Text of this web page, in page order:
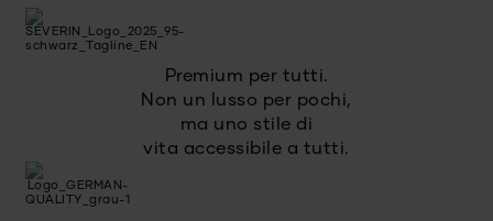
Premium per tutti.
Non un lusso per pochi,
ma uno stile di
vita accessibile a tutti.